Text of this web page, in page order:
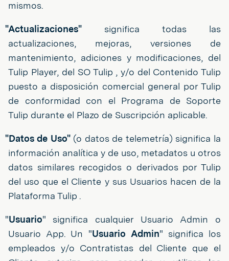
mismos.
"Actualizaciones" significa todas las
actualizaciones, mejoras, versiones de
mantenimiento, adiciones y modificaciones, del
Tulip Player, del SO Tulip , y/o del Contenido Tulip
puesto a disposición comercial general por Tulip
de conformidad con el Programa de Soporte
Tulip durante el Plazo de Suscripción aplicable.
"Datos de Uso"(o datos de telemetría) significa la
información analítica y de uso, metadatos u otros
datos similares recogidos o derivados por Tulip
del uso que el Cliente y sus Usuarios hacen de la
Plataforma Tulip .
"Usuario" significa cualquier Usuario Admin o
Usuario App. Un "Usuario Admin" significa los
empleados y/o Contratistas del Cliente que el